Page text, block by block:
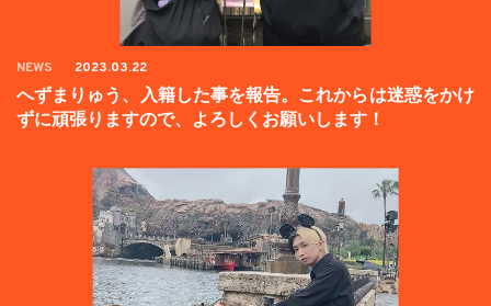
NEWS 2023.03.22
へずまりゅう、入籍した事を報告。これからは迷惑をかけ
ずに頑張りますので、よろしくお願いします！